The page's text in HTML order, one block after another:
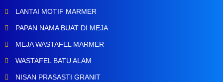
LANTAI MOTIF MARMER
PAPAN NAMA BUAT DI MEJA
MEJA WASTAFEL MARMER
WASTAFEL BATU ALAM
NISAN PRASASTI GRANIT